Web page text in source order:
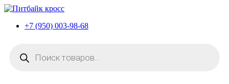
+7 (950) 003-98-68
товаров